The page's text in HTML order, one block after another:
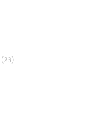
(23)